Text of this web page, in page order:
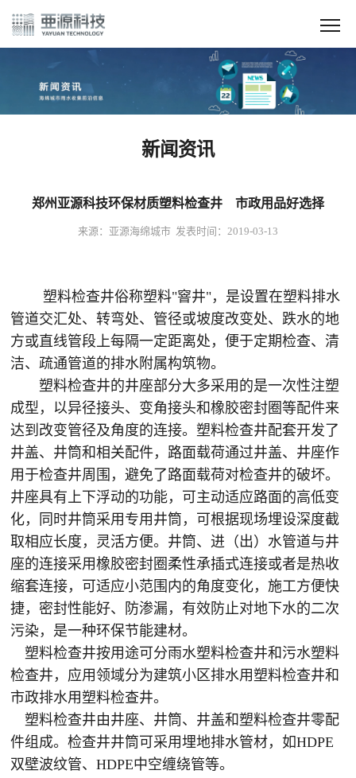
新闻资讯
郑州亚源科技环保材质塑料检查井 市政用品好选择
来源：亚源海绵城市 发表时间：2019-03-13
塑料检查井俗称塑料"窨井"，是设置在塑料排水
管道交汇处、转弯处、管径或坡度改变处、跌水的地
方或直线管段上每隔一定距离处，便于定期检查、清
洁、疏通管道的排水附属构筑物。
塑料检查井的井座部分大多采用的是一次性注塑
成型，以异径接头、变角接头和橡胶密封圈等配件来
达到改变管径及角度的连接。塑料检查井配套开发了
井盖、井筒和相关配件，路面载荷通过井盖、井座作
用于检查井周围，避免了路面载荷对检查井的破坏。
井座具有上下浮动的功能，可主动适应路面的高低变
化，同时井筒采用专用井筒，可根据现场埋设深度截
取相应长度，灵活方便。井筒、进（出）水管道与井
座的连接采用橡胶密封圈柔性承插式连接或者是热收
缩套连接，可适应小范围内的角度变化，施工方便快
捷，密封性能好、防渗漏，有效防止对地下水的二次
污染，是一种环保节能建材。
塑料检查井按用途可分雨水塑料检查井和污水塑料
检查井，应用领域分为建筑小区排水用塑料检查井和
市政排水用塑料检查井。
塑料检查井由井座、井筒、井盖和塑料检查井零配
件组成。检查井井筒可采用埋地排水管材，如HDPE
双壁波纹管、HDPE中空缠绕管等。